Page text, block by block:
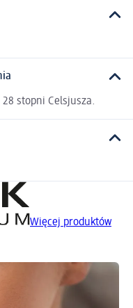
stopni Celsjusza.
Więcej produktów